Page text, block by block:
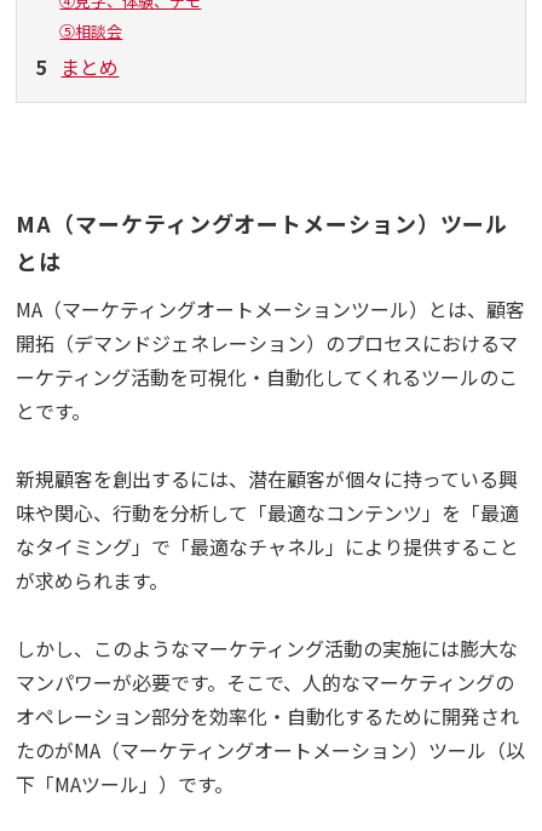
⑤相談会
5 まとめ
MA（マーケティングオートメーション）ツール
とは
MA（マーケティングオートメーションツール）とは、顧客
開拓（デマンドジェネレーション）のプロセスにおけるマ
ーケティング活動を可視化・自動化してくれるツールのこ
とです。
新規顧客を創出するには、潜在顧客が個々に持っている興
味や関心、行動を分析して「最適なコンテンツ」を「最適
なタイミング」で「最適なチャネル」により提供すること
が求められます。
しかし、このようなマーケティング活動の実施には膨大な
マンパワーが必要です。そこで、人的なマーケティングの
オペレーション部分を効率化・自動化するために開発され
たのがMA（マーケティングオートメーション）ツール（以
下「MAツール」）です。